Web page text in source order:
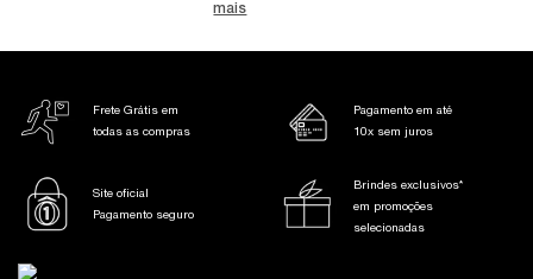
mais
Frete Grátis em
todas as compras
Pagamento em até
10x sem juros
Site oficial
Pagamento seguro
Brindes exclusivos*
em promoções
selecionadas